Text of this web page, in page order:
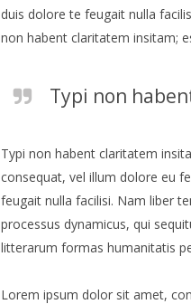
duis dolore te feugait nulla
non habent claritatem insitam;
Typi non
Typi non habent claritatem
consequat, vel illum dolore eu
feugait nulla facilisi. Nam liber
processus dynamicus, qui
litterarum formas humanitatis
Lorem ipsum dolor sit amet,